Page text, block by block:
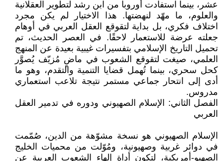
عشر، بينما استفادت أوروبا من ابن رشد لتطوير العقلانية
والعلوم، ما مهّد لنهضتها. هذا الاختيار لم يكن مجرد
اختلاف فكري، بل بداية لتقوقع العقل العربي في أوهام
جعلته عرضة للاستعمار لاحقًا. في العصر الحديث، تم
تحميل التاريخ الإسلامي بتفسيرات غيبية بعيدة عن المنهج
العلمي، صيغت لتقوقع الشعوب في ماضٍ مُزيّف يُصوَّر
كحل سحري، بينما تُهمل قضايا التنمية والتقدم، وهو ما
أدى إلى انتحار جماعي مستمر نتيجة تلاعب استعماري
مدروس.
الفصل الثاني: الإسلام الصهيوني ودوره في تدمير العقل
العربي
الإسلام الصهيوني هو نسخة مشوّهة من الدين، صُمّمت
في دوائر غربية وصهيونية، ومُوّلت من محميات الخليج
الصهيو-أمريكية، لتكون أداة إلهاء الشعوب العربية عن